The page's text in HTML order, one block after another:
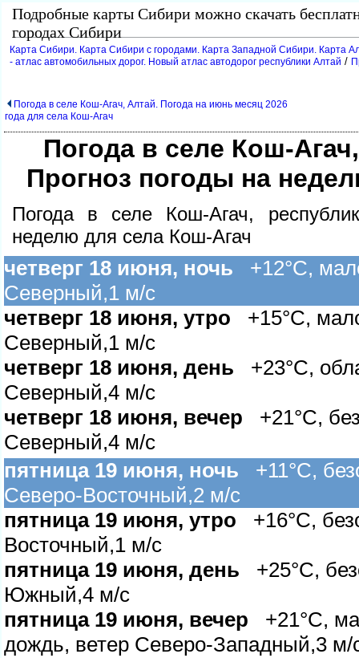
Подробные карты Сибири можно скачать
ородах Сибири
Карта Сибири. Карта Сибири с городами. Карта Западной Сибири. Карта
- атлас автомобильных дорог. Новый атлас автодорог республики Алтай /
Погода в селе Кош-Агач, Алтай. Погода на июнь месяц 2026
ода для села Кош-Агач
Погода в селе Кош-
Прогноз погоды на
Погода в селе Кош-Агач,
неделю для села Кош-Агач
четверг 18 июня, ночь +12°C,
Северный,1 м/с
четверг 18 июня, утро +15°C,
Северный,1 м/с
четверг 18 июня, день +23°C,
Северный,4 м/с
четверг 18 июня, вечер +21°C,
Северный,4 м/с
пятница 19 июня, ночь +11°C,
Северо-Восточный,2 м/с
пятница 19 июня, утро +16°C,
осточный,1 м/с
пятница 19 июня, день +25°C,
Южный,4 м/с
пятница 19 июня, вечер +21°C,
дождь, ветер Северо-Западный,3 м/